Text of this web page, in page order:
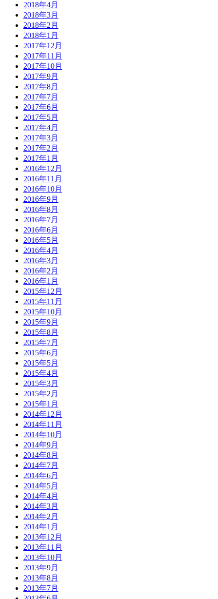
2018年4月
2018年3月
2018年2月
2018年1月
2017年12月
2017年11月
2017年10月
2017年9月
2017年8月
2017年7月
2017年6月
2017年5月
2017年4月
2017年3月
2017年2月
2017年1月
2016年12月
2016年11月
2016年10月
2016年9月
2016年8月
2016年7月
2016年6月
2016年5月
2016年4月
2016年3月
2016年2月
2016年1月
2015年12月
2015年11月
2015年10月
2015年9月
2015年8月
2015年7月
2015年6月
2015年5月
2015年4月
2015年3月
2015年2月
2015年1月
2014年12月
2014年11月
2014年10月
2014年9月
2014年8月
2014年7月
2014年6月
2014年5月
2014年4月
2014年3月
2014年2月
2014年1月
2013年12月
2013年11月
2013年10月
2013年9月
2013年8月
2013年7月